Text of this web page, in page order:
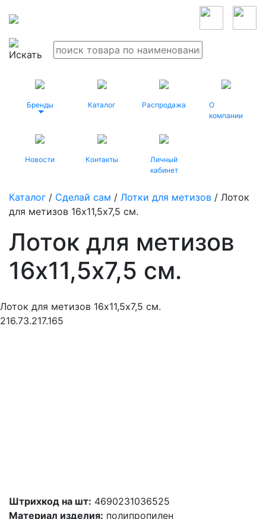
Бренды Каталог Распродажа
О
компании
Новости Контакты
Личный
кабинет
Каталог / Сделай сам / Лотки для метизов / Лоток
для метизов 16х11,5х7,5 см.
Лоток для метизов
16х11,5х7,5 см.
Лоток для метизов 16х11,5х7,5 см.
216.73.217.165
Штрихкод на шт: 4690231036525
Материал изделия: полипропилен